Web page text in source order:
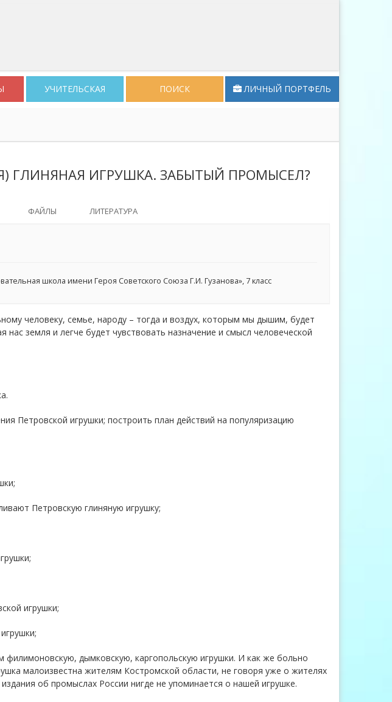
УЧИТЕЛЬСКАЯ ПОИСК ЛИЧНЫЙ ПОРТФЕЛЬ
ГЛИНЯНАЯ ИГРУШКА. ЗАБЫТЫЙ ПРОМЫСЕЛ?
ФАЙЛЫ ЛИТЕРАТУРА
школа имени Героя Советского Союза Г.И. Гузанова», 7 класс
человеку, семье, народу – тогда и воздух, которым мы дышим, будет
нас земля и легче будет чувствовать назначение и смысл человеческой
Петровской игрушки; построить план действий на популяризацию
Петровскую глиняную игрушку;
игрушки;
филимоновскую, дымковскую, каргопольскую игрушки. И как же больно
малоизвестна жителям Костромской области, не говоря уже о жителях
об промыслах России нигде не упоминается о нашей игрушке.